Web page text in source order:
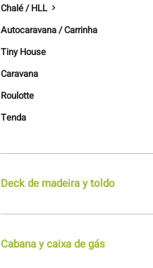
Chalé / HLL 
Autocaravana / Carrinha
Tiny House
Caravana
Roulotte
Tenda
Deck de madeira y toldo
Cabana y caixa de gás